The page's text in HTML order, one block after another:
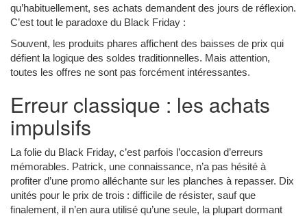
qu’habituellement, ses achats demandent des jours de réflexion.
C’est tout le paradoxe du Black Friday :
Souvent, les produits phares affichent des baisses de prix qui
défient la logique des soldes traditionnelles. Mais attention,
toutes les offres ne sont pas forcément intéressantes.
Erreur classique : les achats
impulsifs
La folie du Black Friday, c’est parfois l’occasion d’erreurs
mémorables. Patrick, une connaissance, n’a pas hésité à
profiter d’une promo alléchante sur les planches à repasser. Dix
unités pour le prix de trois : difficile de résister, sauf que
finalement, il n’en aura utilisé qu’une seule, la plupart dormant